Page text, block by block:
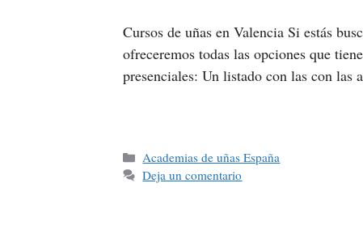
Cursos de uñas en Valencia Si estás
ofreceremos todas las opciones que
presenciales: Un listado con las con las
Academias de uñas España
Deja un comentario